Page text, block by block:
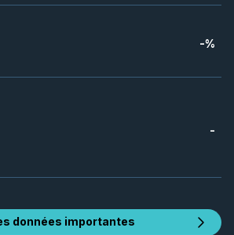
-%
-
données importantes